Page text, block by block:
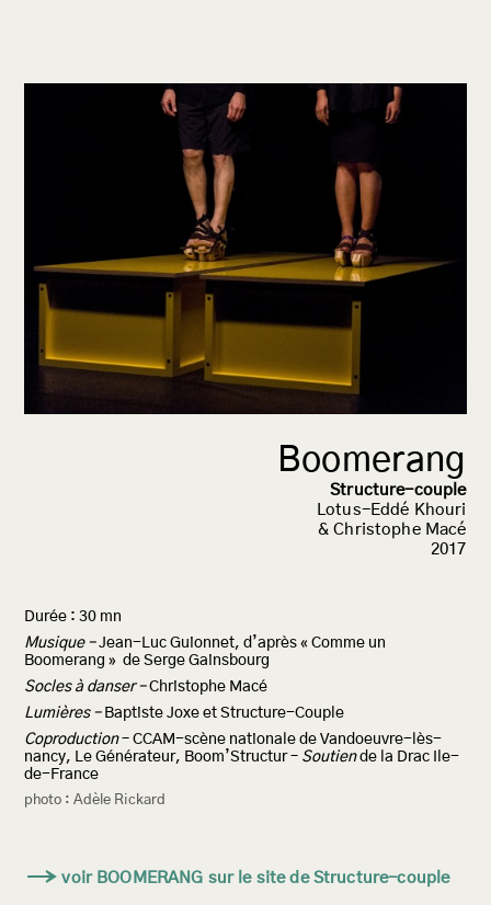
contact
FR
EN
Boomerang
Structure-couple
Lotus-Eddé Khouri
& Christophe Macé
2017
Durée : 30 mn
Musique – Jean-Luc Guionnet, d’après « Comme un
Boomerang » de Serge Gainsbourg
Socles à danser – Christophe Macé
Lumières – Baptiste Joxe et Structure-Couple
Coproduction – CCAM-scène nationale de Vandoeuvre-lès-
nancy, Le Générateur, Boom’Structur – Soutien de la Drac Ile-
de-France
photo : Adèle Rickard
→ voir BOOMERANG sur le site de Structure-couple